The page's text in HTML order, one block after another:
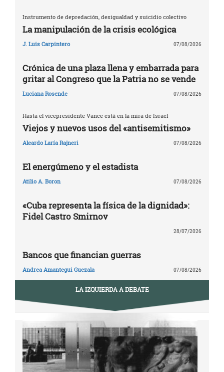
Instrumento de depredación, desigualdad y suicidio colectivo
La manipulación de la crisis ecológica
J. Luis Carpintero 07/08/2026
Crónica de una plaza llena y embarrada para
gritar al Congreso que la Patria no se vende
Luciana Rosende 07/08/2026
Hasta el vicepresidente Vance está en la mira de Israel
Viejos y nuevos usos del «antisemitismo»
Aleardo Laría Rajneri 07/08/2026
El energúmeno y el estadista
Atilio A. Boron 07/08/2026
«Cuba representa la física de la dignidad»:
Fidel Castro Smirnov
28/07/2026
Bancos que financian guerras
Andrea Amantegui Guezala 07/08/2026
LA IZQUIERDA A DEBATE